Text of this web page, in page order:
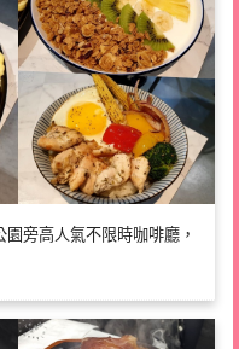
旁高人氣不限時咖啡廳，